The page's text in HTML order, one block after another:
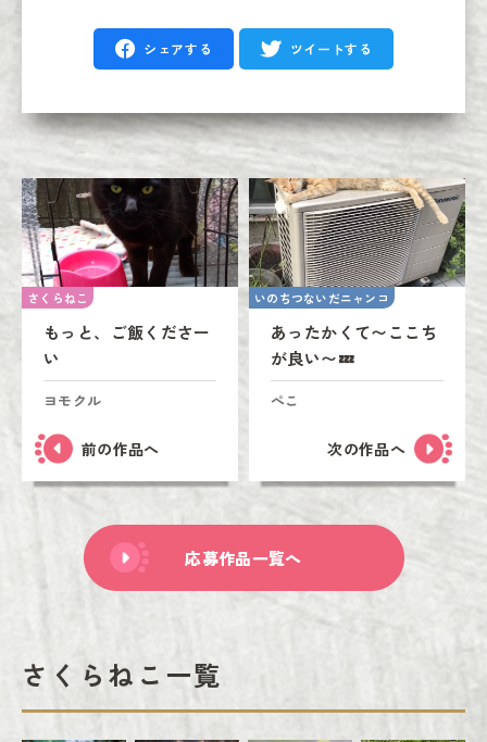
シェアする ツイートする
さくらねこ
もっと、ご飯くださー
い
ヨモクル
前の作品へ
いのちつないだニャンコ
あったかくて〜ここち
が良い〜💤
ぺこ
次の作品へ
応募作品一覧へ
さくらねこ一覧